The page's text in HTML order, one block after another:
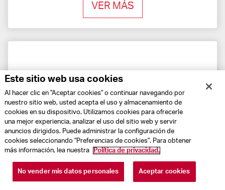
VER MÁS
Este sitio web usa cookies
Al hacer clic en "Aceptar cookies" o continuar navegando por
nuestro sitio web, usted acepta el uso y almacenamiento de
cookies en su dispositivo. Utilizamos cookies para ofrecerle
una mejor experiencia, analizar el uso del sitio web y servir
anuncios dirigidos. Puede administrar la configuración de
cookies seleccionando "Preferencias de cookies". Para obtener
más información, lea nuestra
Política de privacidad.
No vender mis datos personales Aceptar cookies